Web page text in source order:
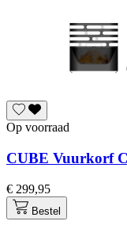
Op voorraad
CUBE Vuurkorf
€ 299,95
Bestel